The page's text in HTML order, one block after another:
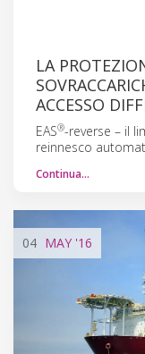
LA
ACCESSO
EAS®-reverse – il
reinnesco
Continua…
04 MAY '16